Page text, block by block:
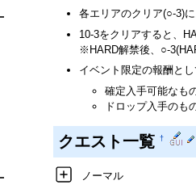
各エリアのクリア(○-3)
10-3をクリアすると、
※HARD解禁後、○-
イベント限定の報酬と
確定入手可能なも
ドロップ入手のも
クエスト一覧 †
ノーマル